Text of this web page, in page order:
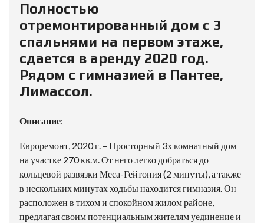
Полностью
отремонтированный дом с 3
спальнями на первом этаже,
сдается в аренду 2020 год.
Рядом с гимназией в Пантее,
Лимассол.
Описание:
Евроремонт, 2020 г. – Просторный 3х комнатный дом
на участке 270 кв.м. От него легко добраться до
кольцевой развязки Меса-Гейтония (2 минуты), а также
в нескольких минутах ходьбы находится гимназия. Он
расположен в тихом и спокойном жилом районе,
предлагая своим потенциальным жителям уединение и